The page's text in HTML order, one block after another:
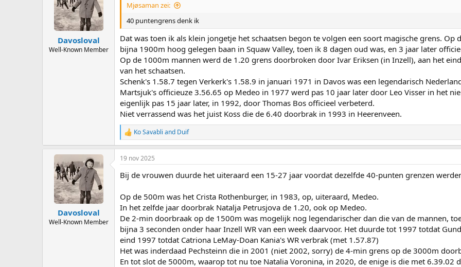
Davosloval
Well-Known Member
Mjøsaman zei:
40 puntengrens denk ik
Dat was toen ik als klein jongetje het schaatsen begon te volgen een soort magische grens.
bijna 1900m hoog gelegen baan in Squaw Valley, toen ik 8 dagen oud was, en 3 jaar later
Op de 1000m mannen werd de 1.20 grens doorbroken door Ivar Eriksen (in Inzell), aan het
van het schaatsen.
Schenk's 1.58.7 tegen Verkerk's 1.58.9 in januari 1971 in Davos was een legendarisch
Martsjuk's officieuze 3.56.65 op Medeo in 1977 werd pas 10 jaar later door Leo Visser in het
eigenlijk pas 15 jaar later, in 1992, door Thomas Bos officieel verbeterd.
Niet verrassend was het juist Koss die de 6.40 doorbrak in 1993 in Heerenveen.
R
e
a
c
i
n
s
:
Ko Savabli and Duif
Davosloval
Well-Known Member
19 nov 2025
Bij de vrouwen duurde het uiteraard een 15-27 jaar voordat dezelfde 40-punten grenzen
Op de 500m was het Crista Rothenburger, in 1983, op, uiteraard, Medeo.
In het zelfde jaar doorbrak Natalja Petrusjova de 1.20, ook op Medeo.
De 2-min doorbraak op de 1500m was mogelijk nog legendarischer dan die van de mannen,
bijna 3 seconden onder haar Inzell WR van een week daarvoor. Het duurde tot 1997 totdat
eind 1997 totdat Catriona LeMay-Doan Kania's WR verbrak (met 1.57.87)
Het was inderdaad Pechsteinn die in 2001 (niet 2002, sorry) de 4-min grens op de 3000m
En tot slot de 5000m, waarop tot nu toe Natalia Voronina, in 2020, de enige is die met 6.39.02